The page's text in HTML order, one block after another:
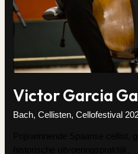
Victor Garcia
Bach,Cellisten,Cellofestival